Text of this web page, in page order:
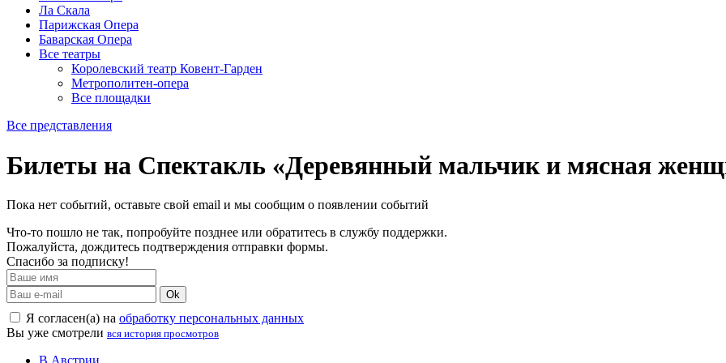
Ла Скала
Парижская Опера
Баварская Опера
Все театры
Королевский театр Ковент-Гарден
Метрополитен-опера
Все площадки
Все представления
Билеты на Спектакль «Деревянный мальчик и мясная
Пока нет событий, оставьте свой email и мы сообщим о появлении событий
Что-то пошло не так, попробуйте позднее или обратитесь в службу поддержки.
Пожалуйста, дождитесь подтверждения отправки формы.
Спасибо за подписку!
Ok
Я согласен(а) на обработку персональных данных
Вы уже смотрели вся история просмотров